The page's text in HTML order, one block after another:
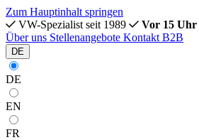
Zum Hauptinhalt springen
VW-Spezialist seit 1989
Vor 15 Uhr
Über uns Stellenangebote Kontakt B2B
DE
DE
EN
FR